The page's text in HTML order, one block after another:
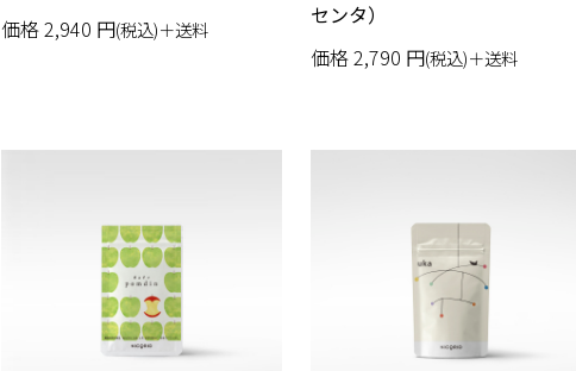
価格2,940 円(税込)＋送料
センタ）
価格2,790 円(税込)＋送料